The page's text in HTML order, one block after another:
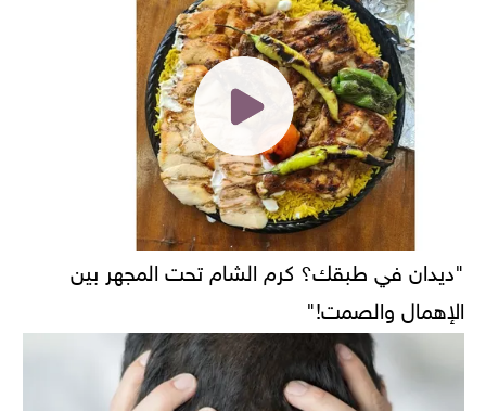
"ديدان في طبقك؟ كرم الشام تحت المجهر بين
الإهمال والصمت!"